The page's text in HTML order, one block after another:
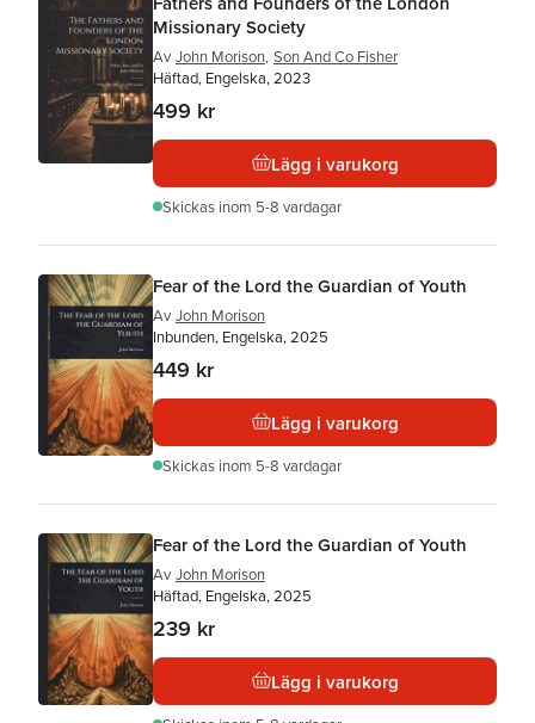
Missionary Society
Av John Morison, Son And Co Fisher
Häftad, Engelska, 2023
499 kr
Lägg i varukorg
Skickas inom 5-8 vardagar
Fear of the Lord the Guardian of Youth
Av John Morison
Inbunden, Engelska, 2025
449 kr
Lägg i varukorg
Skickas inom 5-8 vardagar
Fear of the Lord the Guardian of Youth
Av John Morison
Häftad, Engelska, 2025
239 kr
Lägg i varukorg